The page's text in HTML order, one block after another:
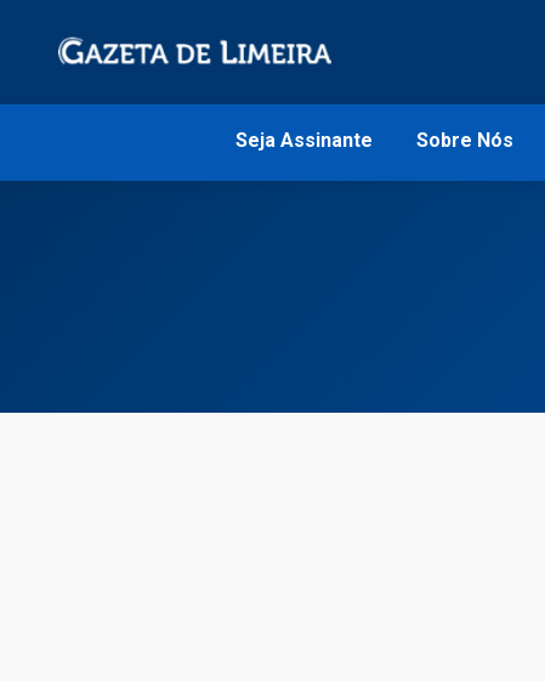
Seja Assinante Sobre Nós